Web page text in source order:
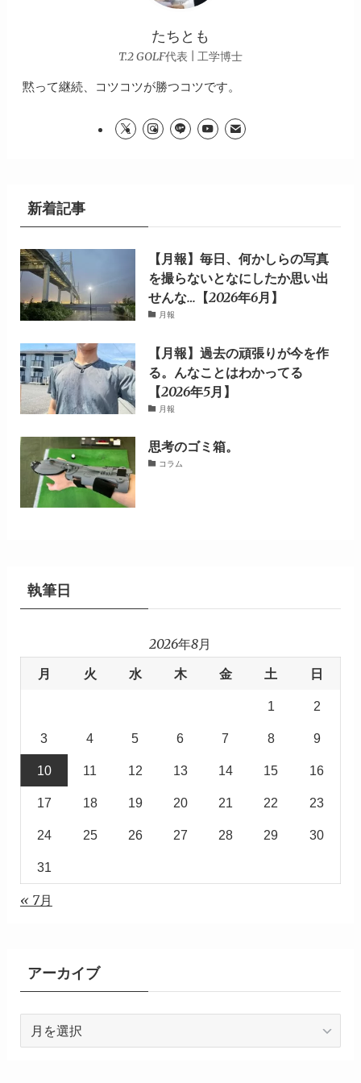
たちとも
T.2 GOLF代表 | 工学博士
黙って継続、コツコツが勝つコツです。
新着記事
【月報】毎日、何かしらの写真
を撮らないとなにしたか思い出
せんな…【2026年6月】
月報
【月報】過去の頑張りが今を作
る。んなことはわかってる
【2026年5月】
月報
思考のゴミ箱。
コラム
執筆日
2026年8月
月
火 水 木 金 土 日
1 2
3 4 5 6 7 8 9
10 11 12 13 14 15 16
17 18 19 20 21 22 23
24 25 26 27 28 29 30
31
« 7月
アーカイブ
ー